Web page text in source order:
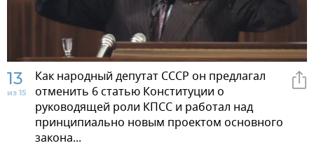
13
из 15
Как народный депутат СССР он предлагал
отменить 6 статью Конституции о
руководящей роли КПСС и работал над
принципиально новым проектом основного
закона...